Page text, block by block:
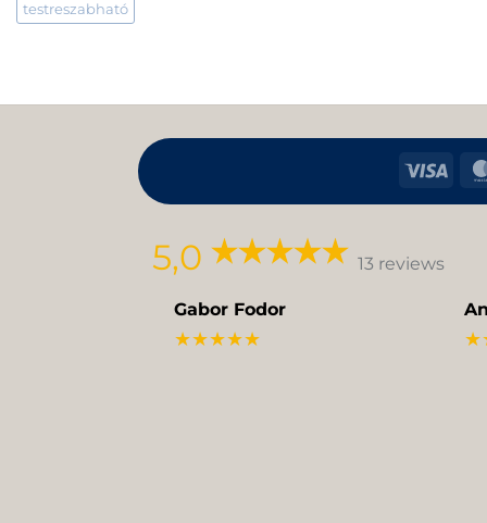
testreszabható
Visa
5,0 13 reviews
Gabor Fodor
★★★★★